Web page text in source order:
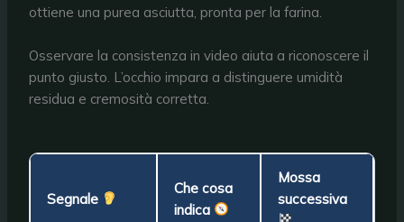
ottiene una purea asciutta, pronta per la farina.
Osservare la consistenza in video aiuta a riconoscere il
punto giusto. L’occhio impara a distinguere umidità
residua e cremosità corretta.
Segnale
Che cosa
indica
Mossa
successiva